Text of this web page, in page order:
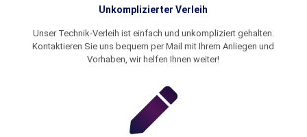
Unkomplizierter Verleih
Unser Technik-Verleih ist einfach und unkompliziert gehalten.
Kontaktieren Sie uns bequem per Mail mit Ihrem Anliegen und
Vorhaben, wir helfen Ihnen weiter!